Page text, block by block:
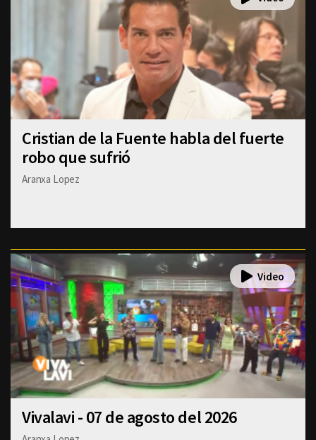
Cristian de la Fuente habla del fuerte
robo que sufrió
Aranxa Lopez
Vivalavi - 07 de agosto del 2026